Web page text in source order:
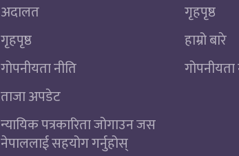
अदालत
गृहपृष्ठ
गोपनीयता नीति
ताजा अपडेट
न्यायिक पत्रकारिता जोगाउन जस
नेपाललाई सहयोग गर्नुहोस्
गृहपृष्ठ
हाम्रो बारे
गोपनीयता